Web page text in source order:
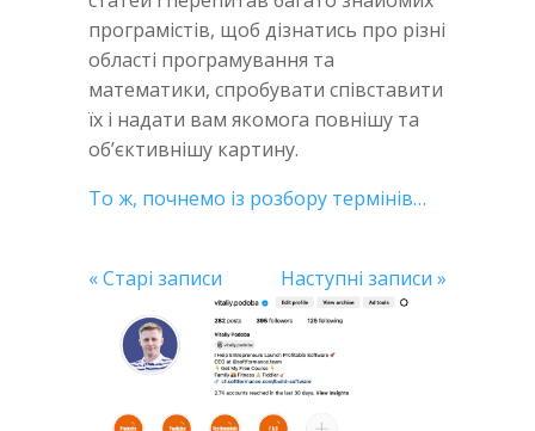
програмістів, щоб дізнатись про різні
області програмування та
математики, спробувати співставити
їх і надати вам якомога повнішу та
об’єктивнішу картину.
То ж, почнемо із розбору термінів…
« Старі записи Наступні записи »